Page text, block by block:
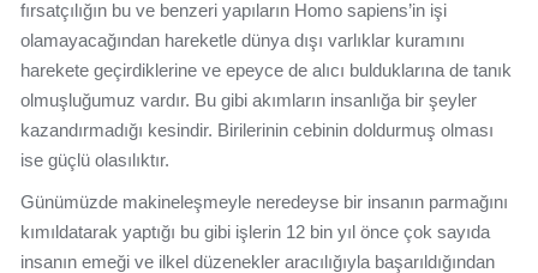
fırsatçılığın bu ve benzeri yapıların Homo sapiens’in işi
olamayacağından hareketle dünya dışı varlıklar kuramını
harekete geçirdiklerine ve epeyce de alıcı bulduklarına de tanık
olmuşluğumuz vardır. Bu gibi akımların insanlığa bir şeyler
kazandırmadığı kesindir. Birilerinin cebinin doldurmuş olması
ise güçlü olasılıktır.
Günümüzde makineleşmeyle neredeyse bir insanın parmağını
kımıldatarak yaptığı bu gibi işlerin 12 bin yıl önce çok sayıda
insanın emeği ve ilkel düzenekler aracılığıyla başarıldığından